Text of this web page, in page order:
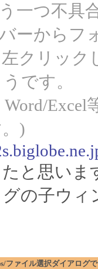
一つ不具
ーからフ
クリック
です。
)
と思いま
グの子ウ
ファイル選択ダイアログ